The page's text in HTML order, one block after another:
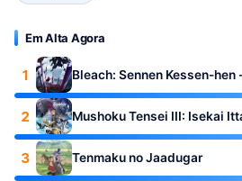
Em Alta Agora
1 Bleach: Sennen Kessen-hen
2 Mushoku Tensei III: Isekai
3 Tenmaku no Jaadugar